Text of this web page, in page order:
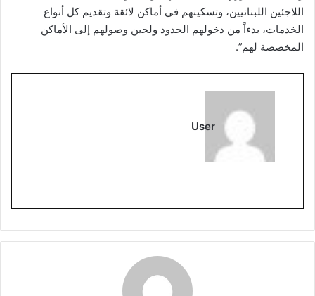
اللاجئين اللبنانيين، وتسكينهم في أماكن لائقة وتقديم كل أنواع
الخدمات، بدءاً من دخولهم الحدود ولحين وصولهم إلى الأماكن
المخصصة لهم”.
User